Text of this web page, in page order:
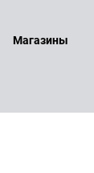
Магазины